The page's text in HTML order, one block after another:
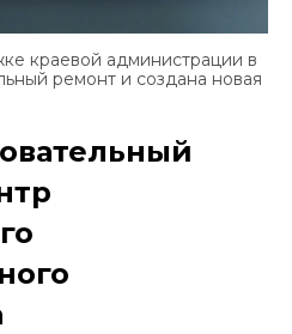
краевой администрации в
ремонт и создана новая